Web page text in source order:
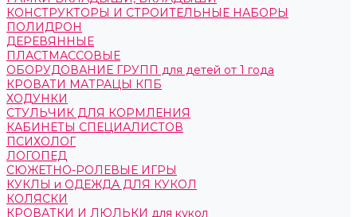
КОНСТРУКТОРЫ И СТРОИТЕЛЬНЫЕ НАБОРЫ
ПОЛИДРОН
ДЕРЕВЯННЫЕ
ПЛАСТМАССОВЫЕ
ОБОРУДОВАНИЕ ГРУПП для детей от 1 года
КРОВАТИ МАТРАЦЫ КПБ
ХОДУНКИ
СТУЛЬЧИК ДЛЯ КОРМЛЕНИЯ
КАБИНЕТЫ СПЕЦИАЛИСТОВ
ПСИХОЛОГ
ЛОГОПЕД
СЮЖЕТНО-РОЛЕВЫЕ ИГРЫ
КУКЛЫ и ОДЕЖДА ДЛЯ КУКОЛ
КОЛЯСКИ
КРОВАТКИ И ЛЮЛЬКИ для кукол